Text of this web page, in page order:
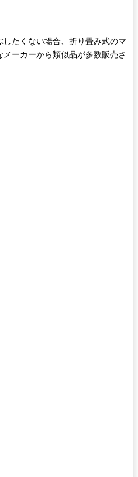
たくない場合、折り畳み式のマ
ーカーから類似品が多数販売さ